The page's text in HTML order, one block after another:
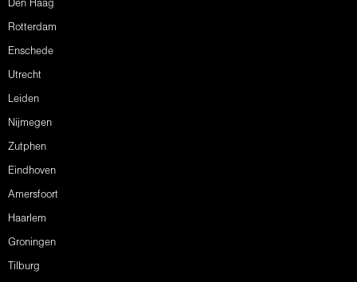
Den Haag
Rotterdam
Enschede
Utrecht
Leiden
Nijmegen
Zutphen
Eindhoven
Amersfoort
Haarlem
Groningen
Tilburg